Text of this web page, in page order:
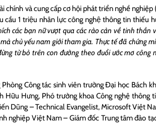
và cung cấp cơ hội phát triển nghề
1 triệu nhân lực công nghệ thông tin
các bạn nữ vượt qua các rào cản về tinh
chủ yếu nam giới tham gia. Thực tế đã chứng
từ bỏ trên con đường theo đuổi ước mơ công
Phòng Công tác sinh viên trường Đại học Bách
Hưng, Phó trưởng khoa Công nghệ thông
Dũng – Technical Evangelist, Microsoft Việt
Việt Nam – Giám đốc Trung tâm đào